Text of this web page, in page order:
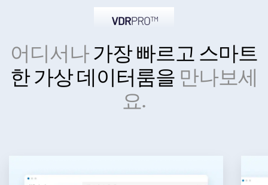
어디서나가장 빠르고 스마트
한가상 데이터룸을 만나보세
요.